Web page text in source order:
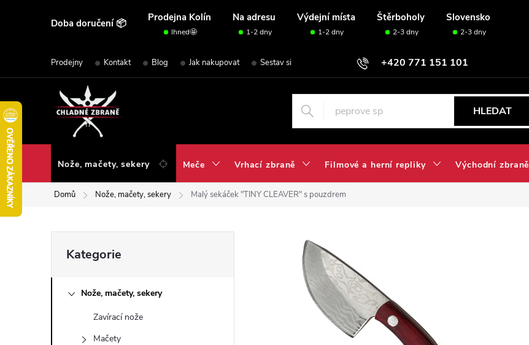
Doba doručení 📦 Prodejna Kolín Na adresu Výdejní místa Štěrboholy Slovensko
Ihned🤩 1-2 dny 1-2 dny 2-3 dny 2-3 dny
+420 771 151 101
Prodejny Kontakt Blog Jak nakupovat Sestav si svou sadu✅
HLEDAT
Nože, mačety, sekery Meče Vrhací zbraně Filmové a herní repliky Východní zbraně
Domů Nože, mačety, sekery Malý sekáček "TINY CLEAVER" s pouzdrem
o
kategorie
Kategorie
Nože, mačety, sekery
Zavírací nože
Mačety